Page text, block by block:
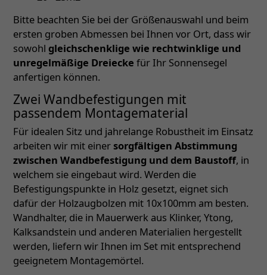
Bitte beachten Sie bei der Größenauswahl und beim
ersten groben Abmessen bei Ihnen vor Ort, dass wir
sowohl gleichschenklige wie rechtwinklige und
unregelmäßige Dreiecke für Ihr Sonnensegel
anfertigen können.
Zwei Wandbefestigungen mit
passendem Montagematerial
Für idealen Sitz und jahrelange Robustheit im Einsatz
arbeiten wir mit einersorgfältigen Abstimmung
zwischen Wandbefestigung und dem Baustoff, in
welchem sie eingebaut wird. Werden die
Befestigungspunkte in Holz gesetzt, eignet sich
dafür der Holzaugbolzen mit 10x100mm am besten.
Wandhalter, die in Mauerwerk aus Klinker, Ytong,
Kalksandstein und anderen Materialien hergestellt
werden, liefern wir Ihnen im Set mit entsprechend
geeignetem Montagemörtel.